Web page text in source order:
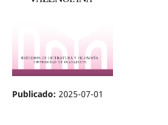
Publicado: 2025-07-01